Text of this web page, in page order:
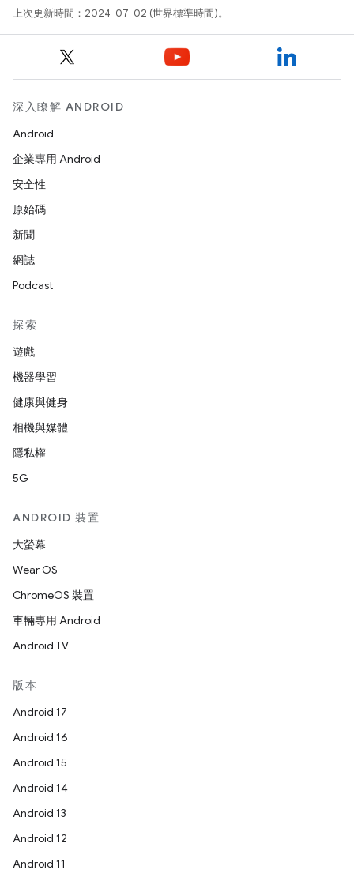
上次更新時間：2024-07-02 (世界標準時間)。
深入瞭解 ANDROID
Android
企業專用 Android
安全性
原始碼
新聞
網誌
Podcast
探索
遊戲
機器學習
健康與健身
相機與媒體
隱私權
5G
ANDROID 裝置
大螢幕
Wear OS
ChromeOS 裝置
車輛專用 Android
Android TV
版本
Android 17
Android 16
Android 15
Android 14
Android 13
Android 12
Android 11